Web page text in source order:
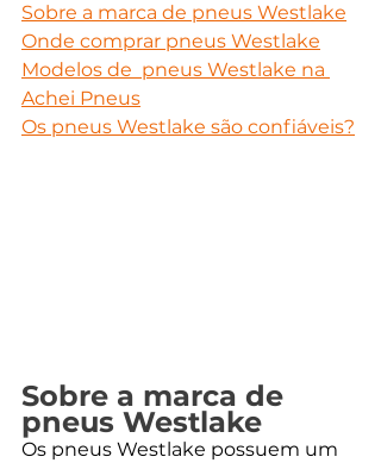
Sobre a marca de pneus Westlake
Onde comprar pneus Westlake
Modelos de  pneus Westlake na
Achei Pneus
Os pneus Westlake são confiáveis?
Sobre a marca de
pneus Westlake
Os pneus Westlake possuem um